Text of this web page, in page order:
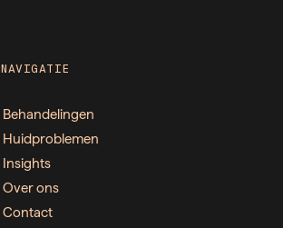
NAVIGATIE
Behandelingen
Huidproblemen
Insights
Over ons
Contact